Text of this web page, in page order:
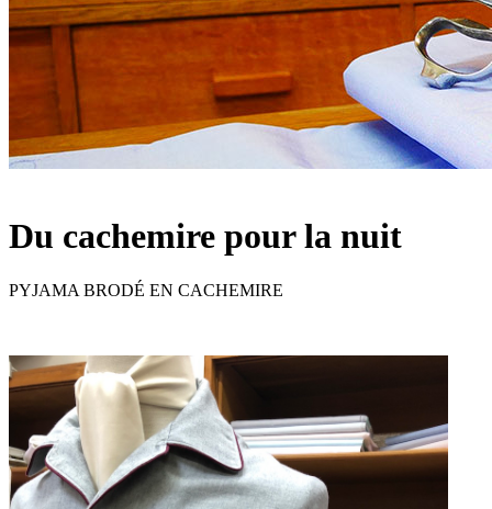
Du cachemire pour la nuit
PYJAMA BRODÉ EN CACHEMIRE